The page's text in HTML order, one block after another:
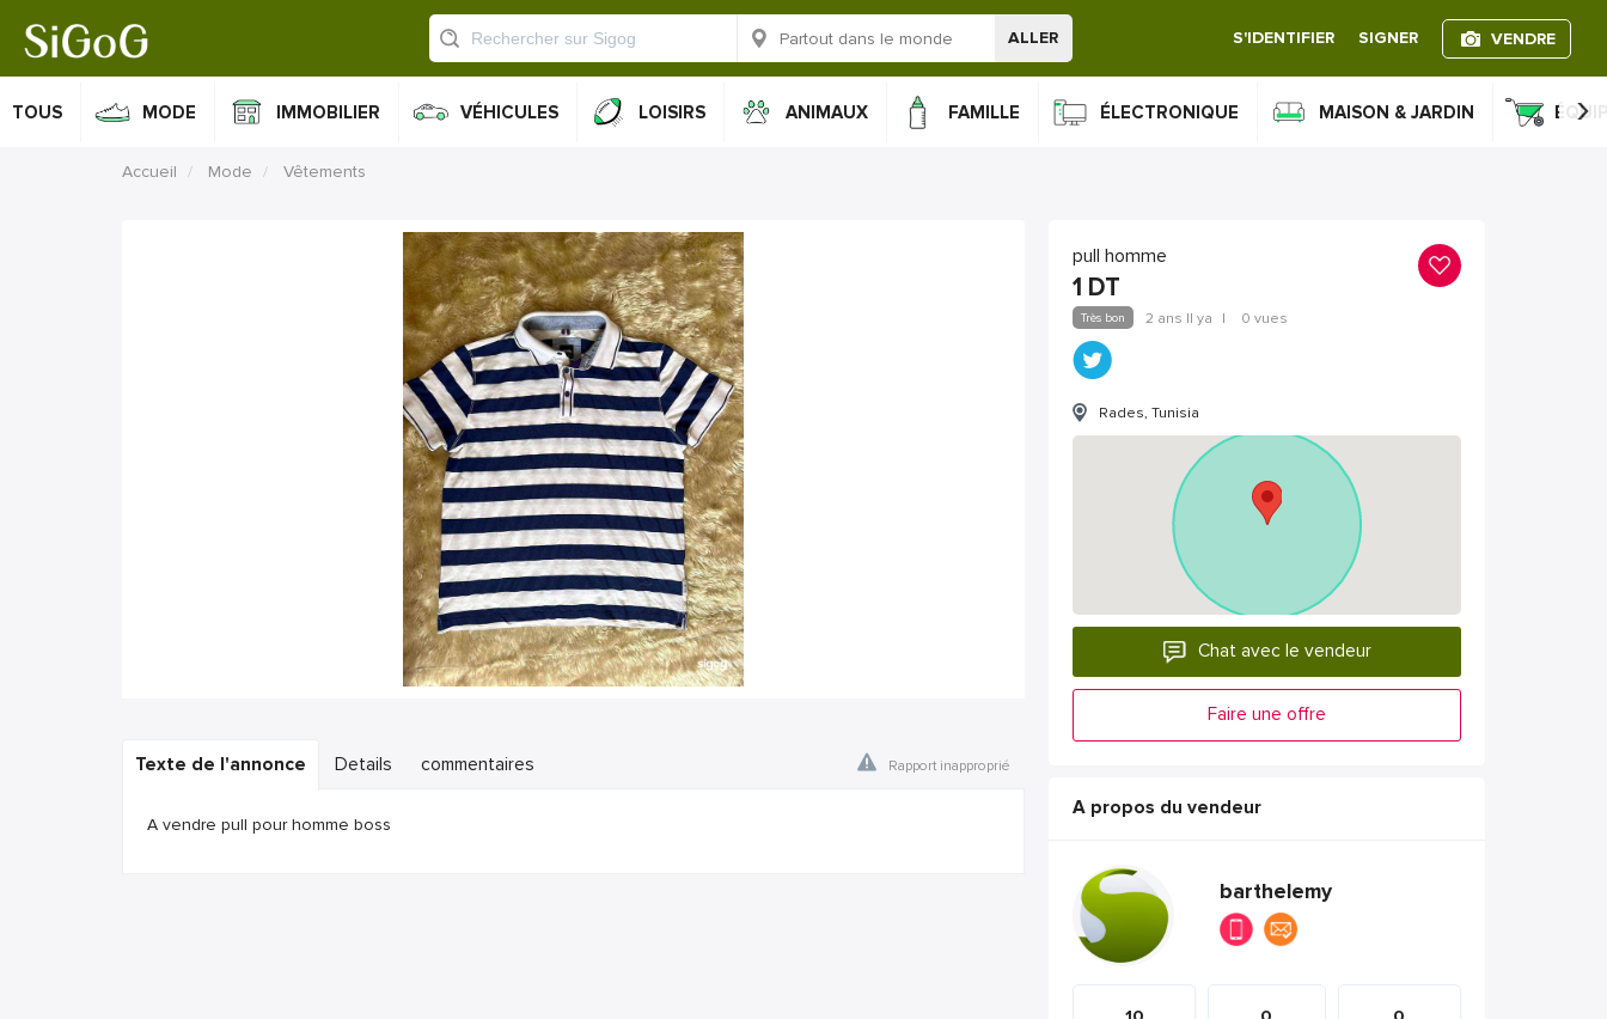
ALLER S'IDENTIFIER SIGNER VENDRE
TOUS MODE IMMOBILIER VÉHICULES LOISIRS ANIMAUX FAMILLE ÉLECTRONIQUE MAISON & JARDIN ›
Accueil Mode Vêtements
Texte de l'annonce Details commentaires Rapport inapproprié
A vendre pull pour homme boss
pull homme
1 DT
Très bon 2 ans Il ya | 0 vues
Rades, Tunisia
Chat avec le vendeur
Faire une offre
A propos du vendeur
barthelemy